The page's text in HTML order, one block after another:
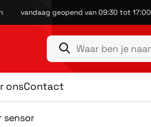
vandaag geopend van 09:30 tot 17:00
onsContact
sensor